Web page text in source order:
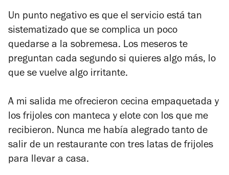
Un punto negativo es que el servicio está tan
sistematizado que se complica un poco
quedarse a la sobremesa. Los meseros te
preguntan cada segundo si quieres algo más, lo
que se vuelve algo irritante.
A mi salida me ofrecieron cecina empaquetada y
los frijoles con manteca y elote con los que me
recibieron. Nunca me había alegrado tanto de
salir de un restaurante con tres latas de frijoles
para llevar a casa.